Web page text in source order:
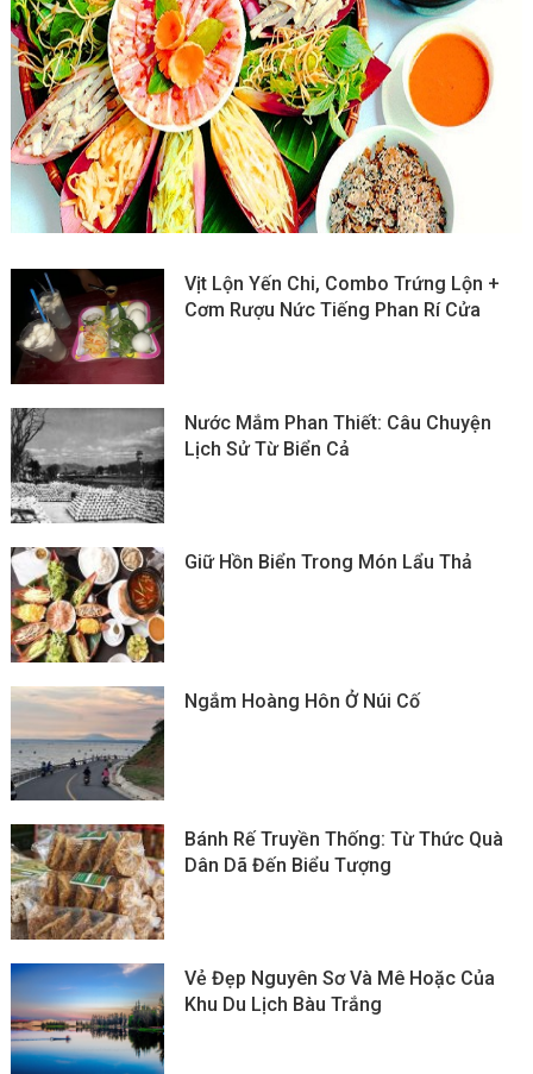
Vịt Lộn Yến Chi, Combo Trứng Lộn +
Cơm Rượu Nức Tiếng Phan Rí Cửa
Nước Mắm Phan Thiết: Câu Chuyện
Lịch Sử Từ Biển Cả
Giữ Hồn Biển Trong Món Lẩu Thả
Ngắm Hoàng Hôn Ở Núi Cố
Bánh Rế Truyền Thống: Từ Thức Quà
Dân Dã Đến Biểu Tượng
Vẻ Đẹp Nguyên Sơ Và Mê Hoặc Của
Khu Du Lịch Bàu Trắng